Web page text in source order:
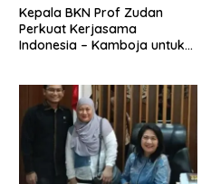
Kepala BKN Prof Zudan
Perkuat Kerjasama
Indonesia – Kamboja untuk